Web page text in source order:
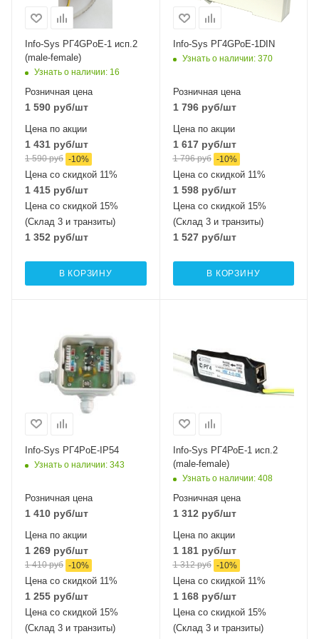
Info-Sys РГ4GРoЕ-1 исп.2
(male-female)
Узнать о наличии: 16
Розничная цена
1 590 руб/шт
Цена по акции
1 431 руб/шт
1 590руб -10%
Цена со скидкой 11%
1 415 руб/шт
Цена со скидкой 15%
(Склад 3 и транзиты)
1 352 руб/шт
В КОРЗИНУ
Info-Sys РГ4GРоЕ-1DIN
Узнать о наличии: 370
Розничная цена
1 796руб/шт
Цена по акции
1 617руб/шт
1 796руб -10%
Цена со скидкой 11%
1 598руб/шт
Цена со скидкой 15%
(Склад 3 и транзиты)
1 527руб/шт
В КОРЗИНУ
Info-Sys РГ4РoЕ-IP54
Узнать о наличии: 343
Розничная цена
1 410 руб/шт
Цена по акции
1 269 руб/шт
1 410руб -10%
Цена со скидкой 11%
1 255 руб/шт
Цена со скидкой 15%
(Склад 3 и транзиты)
Info-Sys РГ4РоЕ-1 исп.2
(male-female)
Узнать о наличии: 408
Розничная цена
1 312 руб/шт
Цена по акции
1 181руб/шт
1 312руб -10%
Цена со скидкой 11%
1 168руб/шт
Цена со скидкой 15%
(Склад 3 и транзиты)